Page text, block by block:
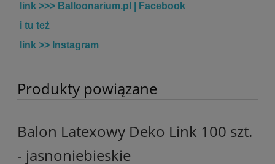
link >>> Balloonarium.pl | Facebook
i tu też
link >> Instagram
Produkty powiązane
Balon Latexowy Deko Link 100 szt.
- jasnoniebieskie